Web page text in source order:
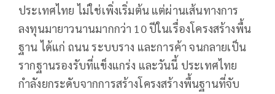
ประเทศไทย ไม่ใช่เพิ่งเริ่มต้น แต่ผ่านเส้นทางการ
ลงทุนมายาวนานมากกว่า 10 ปีในเรื่องโครงสร้างพื้น
ฐาน ได้แก่ ถนน ระบบราง และการค้า จนกลายเป็น
รากฐานรองรับที่แข็งแกร่ง และวันนี้ ประเทศไทย
กำลังยกระดับจากการสร้างโครงสร้างพื้นฐานที่จับ